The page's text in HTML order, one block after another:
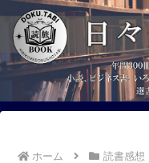
ホーム 読書感想